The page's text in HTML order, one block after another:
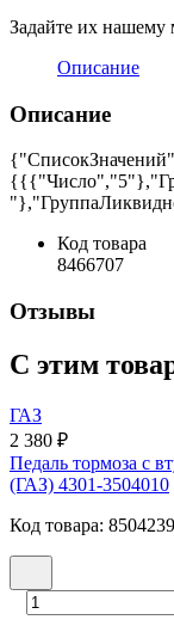
Задайте их нашему
Описание
Описание
Код товара
8466707
Отзывы
С этим
ГАЗ
2 380 ₽
Педаль тормоза с
(ГАЗ) 4301-3504010
Код товара: 8504239